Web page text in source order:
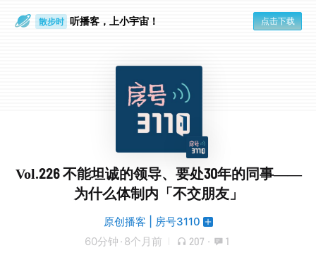
散步时 听播客，上小宇宙！ 点击下载
Vol.226 不能坦诚的领导、要处30年的同事——
为什么体制内「不交朋友」
原创播客 | 房号3110
60分钟 · 8个月前 207 · 1